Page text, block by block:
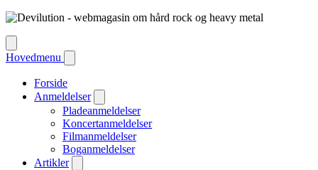
Hovedmenu
Forside
Anmeldelser
Pladeanmeldelser
Koncertanmeldelser
Filmanmeldelser
Boganmeldelser
Artikler